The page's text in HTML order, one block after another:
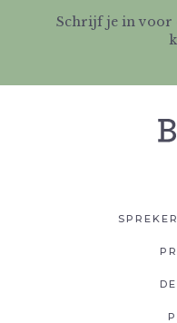
Schrijf je in voor